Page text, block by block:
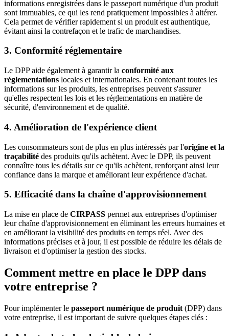
informations enregistrées dans le passeport numérique d'un produit
sont immuables, ce qui les rend pratiquement impossibles à altérer.
Cela permet de vérifier rapidement si un produit est authentique,
évitant ainsi la contrefaçon et le trafic de marchandises.
3. Conformité réglementaire
Le DPP aide également à garantir la conformité aux
réglementations locales et internationales. En contenant toutes les
informations sur les produits, les entreprises peuvent s'assurer
qu'elles respectent les lois et les réglementations en matière de
sécurité, d'environnement et de qualité.
4. Amélioration de l'expérience client
Les consommateurs sont de plus en plus intéressés par l'origine et la
traçabilité des produits qu'ils achètent. Avec le DPP, ils peuvent
connaître tous les détails sur ce qu'ils achètent, renforçant ainsi leur
confiance dans la marque et améliorant leur expérience d'achat.
5. Efficacité dans la chaîne d'approvisionnement
La mise en place de CIRPASS permet aux entreprises d'optimiser
leur chaîne d'approvisionnement en éliminant les erreurs humaines et
en améliorant la visibilité des produits en temps réel. Avec des
informations précises et à jour, il est possible de réduire les délais de
livraison et d'optimiser la gestion des stocks.
Comment mettre en place le DPP dans
votre entreprise ?
Pour implémenter le passeport numérique de produit (DPP) dans
votre entreprise, il est important de suivre quelques étapes clés :